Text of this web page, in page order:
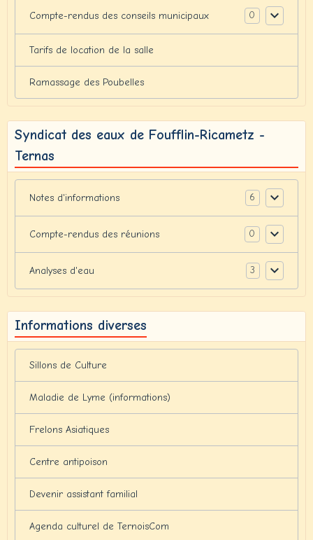
Compte-rendus des conseils municipaux 0
Tarifs de location de la salle
Ramassage des Poubelles
Syndicat des eaux de Foufflin-Ricametz -
Ternas
Notes d'informations 6
Compte-rendus des réunions 0
Analyses d'eau 3
Informations diverses
Sillons de Culture
Maladie de Lyme (informations)
Frelons Asiatiques
Centre antipoison
Devenir assistant familial
Agenda culturel de TernoisCom